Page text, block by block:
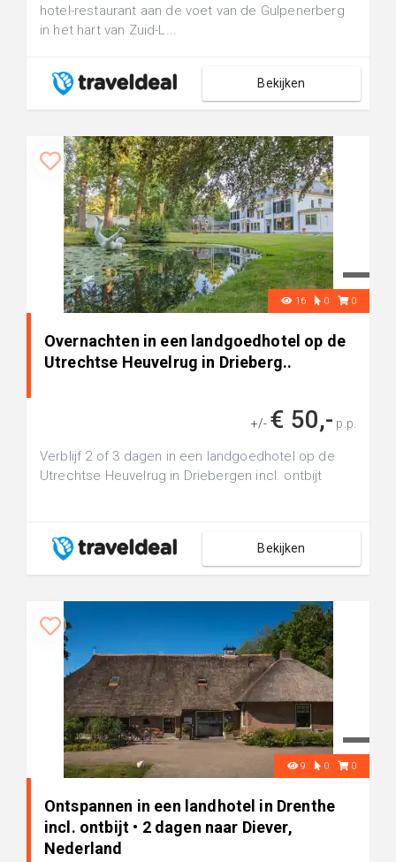
hotel-restaurant aan de voet van de Gulpenerberg
in het hart van Zuid-L...
Bekijken
16 0 0
Overnachten in een landgoedhotel op de
Utrechtse Heuvelrug in Drieberg..
+/- € 50,- p.p.
Verblijf 2 of 3 dagen in een landgoedhotel op de
Utrechtse Heuvelrug in Driebergen incl. ontbijt
Bekijken
9 0 0
Ontspannen in een landhotel in Drenthe
incl. ontbijt • 2 dagen naar Diever,
Nederland